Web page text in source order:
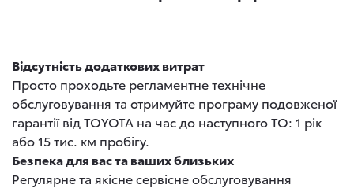
Відсутність додаткових витрат
Просто проходьте регламентне технічне
обслуговування та отримуйте програму подовженої
гарантії від TOYOTA на час до наступного ТО: 1 рік
або 15 тис. км пробігу.
Безпека для вас та ваших близьких
Регулярне та якісне сервісне обслуговування